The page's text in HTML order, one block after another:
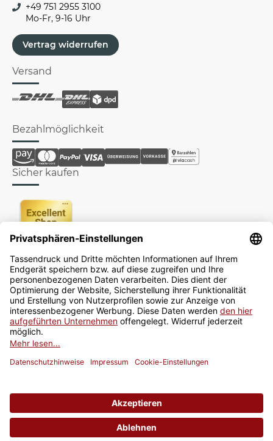
+49 751 2955 3100
Mo-Fr, 9-16 Uhr
Vertrag widerrufen
Versand
Bezahlmöglichkeit
Sicher kaufen
Newsletter